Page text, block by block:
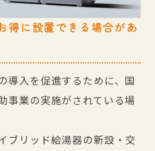
得に設置できる場合があ
導入を促進するために、国
事業の実施がされている場
ブリッド給湯器の新設・交